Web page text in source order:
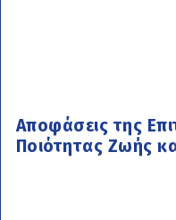
Αποφάσεις της
Ποιότητας Ζωής